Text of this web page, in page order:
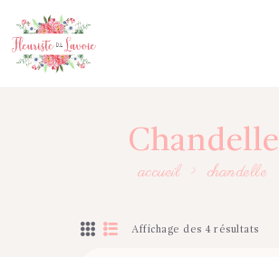
Chandelle
accueil chandelle
FORMULAIRE DE MARIAGE
PORTFOLIO
ENGLISH
Affichage des 4 résultats